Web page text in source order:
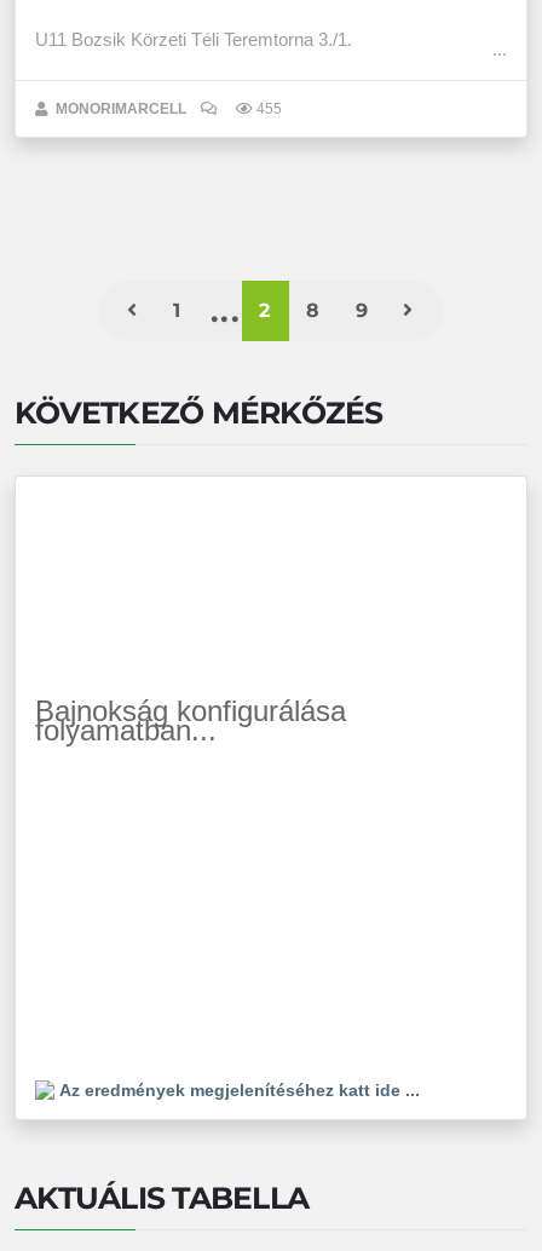
U11 Bozsik Körzeti Téli Teremtorna 3./1.
MONORIMARCELL 455
1 2 8 9
KÖVETKEZŐ MÉRKŐZÉS
Bajnokság konfigurálása
folyamatban...
Az eredmények megjelenítéséhez katt ide ...
AKTUÁLIS TABELLA